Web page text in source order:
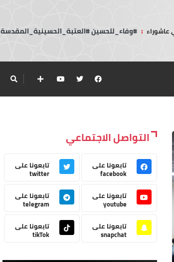
عاشوراء : #وفاء_للحسين #العتبة_الحسينية_المقدسة
التواصل الاجتماعي
تابعونا على
facebook
تابعونا على
twitter
تابعونا على
youtube
تابعونا على
telegram
تابعونا على
snapchat
تابعونا على
tikTok